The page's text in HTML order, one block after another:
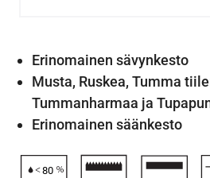
Erinomainen sävynkesto
Musta, Ruskea, Tumma
Tummanharmaa ja
Erinomainen säänkesto
80